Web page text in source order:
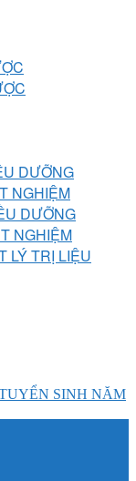
DƯỠNG
NGHIỆM
DƯỠNG
NGHIỆM
LÝ TRỊ LIỆU
SINH NĂM